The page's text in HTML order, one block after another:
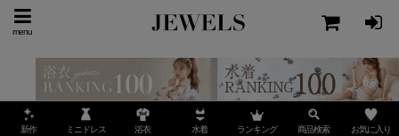
menu
新作 ミニドレス 浴衣 水着 ランキング 商品検索 お気に入り